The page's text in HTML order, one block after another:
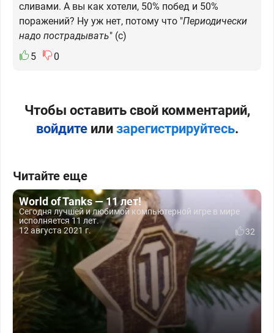
сливами. А вы как хотели, 50% побед и 50%
поражений? Ну уж нет, потому что "Периодически
надо пострадывать" (с)
5
0
Чтобы оставить свой комментарий,
войдитеили зарегистрируйтесь.
Читайте еще
World of Tanks — 11 лет!
Сегодня лучшей и любимой компьютерной игре в мире
исполняется 11 лет.
12 августа 2021 г.
32